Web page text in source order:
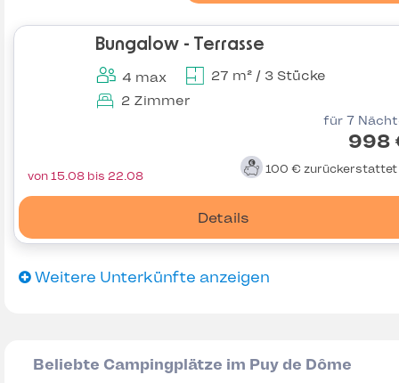
Bungalow - Terrasse
4 max
27 m² / 3 Stücke
2 Zimmer
für 7
998
100 € zurückerstattet
Details
von 15.08 bis 22.08
Weitere Unterkünfte anzeigen
Beliebte Campingplätze im Puy de Dôme